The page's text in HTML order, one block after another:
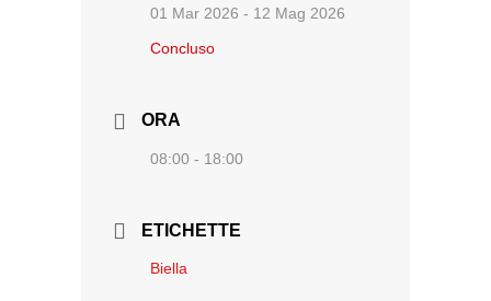
01 Mar 2026 - 12 Mag 2026
Concluso
ORA
08:00 - 18:00
ETICHETTE
Biella